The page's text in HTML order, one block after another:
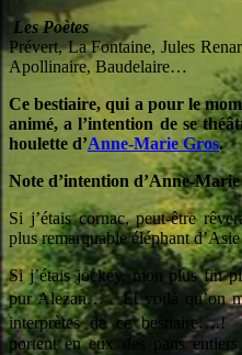
Les Poètes
Prévert, La Fontaine, Jules
Apollinaire, Baudelaire…
Ce bestiaire, qui a pour le
animé, a l’intention de se
houlette d’Anne-Marie Gros.
Note d’intention d’Anne-
Si j’étais cornac, peut-être
plus remarquable éléphant
Si j’étais jockey, mon plus fin
pur Alezan… Et voilà qu’on
interprètes de ce
portent en eux des pans entiers